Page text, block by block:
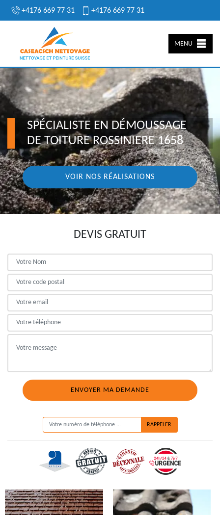
+4176 669 77 31 +4176 669 77 31
MENU
SPÉCIALISTE EN DÉMOUSSAGE
DE TOITURE ROSSINIERE 1658
VOIR NOS RÉALISATIONS
DEVIS GRATUIT